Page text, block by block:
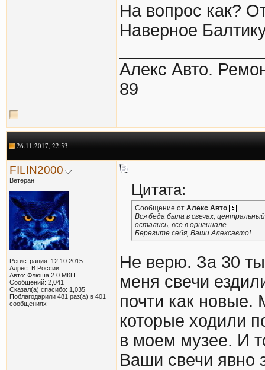
На вопрос как?
Наверное
Алекс Авто.
89
26.11.2017, 22:53
FILIN2000
Ветеран
Регистрация: 12.10.2015
Адрес: В России
Авто: Флюша 2.0 МКП
Сообщений: 2,041
Сказал(а) спасибо: 1,035
Поблагодарили 481 раз(а) в 401
сообщениях
Цитата:
Сообщение от Алекс Авто
Вся беда была в свечах,
остались, всё в оригинале.
Берегите себя, Ваши Алексавто!
Не верю. За 30
меня свечи
почти как новые.
которые ходили
в моем музее. И
Ваши свечи явно